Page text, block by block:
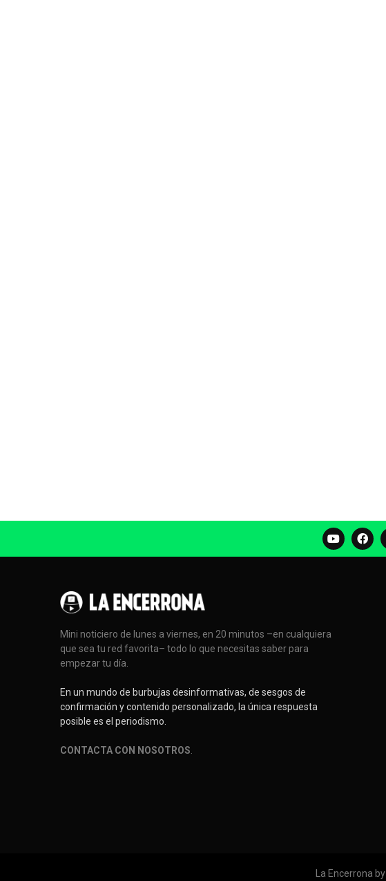
Mini noticiero de lunes a viernes, en 20 minutos –en cualquiera
que sea tu red favorita– todo lo que necesitas saber para
empezar tu día.
En un mundo de burbujas desinformativas, de sesgos de
confirmación y contenido personalizado, la única respuesta
posible es el periodismo.
CONTACTA CON NOSOTROS
La Encerrona by